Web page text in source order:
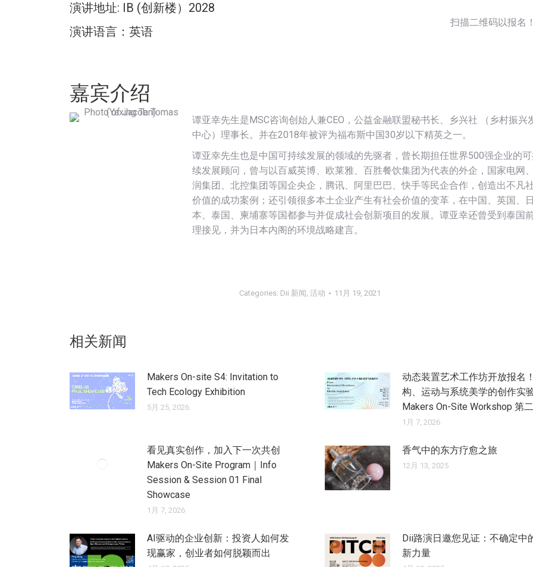
演讲地址: IB (创新楼）2028
演讲语言：英语
扫描二维码以报名！
嘉宾介绍
谭亚幸先生是MSC咨询创始人兼CEO，公益金融联盟秘书长、乡兴社 （乡村振兴
中心）理事长。并在2018年被评为福布斯中国30岁以下精英之一。
谭亚幸先生也是中国可持续发展的领域的先驱者，曾长期担任世界500强企业的
续发展顾问，曾与以百威英博、欧莱雅、百胜餐饮集团为代表的外企，国家电网
润集团、北控集团等国企央企，腾讯、阿里巴巴、快手等民企合作，创造出不凡
价值的成功案例；还引领很多本土企业产生有社会价值的变革，在中国、英国、日
本、泰国、柬埔寨等国都参与并促成社会创新项目的发展。谭亚幸还曾受到泰国
理接见，并为日本内阁的环境战略建言。
Categories: Dii 新闻, 活动 11月 19, 2021
相关新闻
Makers On-site S4: Invitation to
Tech Ecology Exhibition
5月 25, 2026
动态装置艺术工作坊开放报名
构、运动与系统美学的创作实
Makers On-Site Workshop 第
1月 7, 2026
看见真实创作，加入下一次共创
Makers On-Site Program｜Info
Session & Session 01 Final
Showcase
1月 7, 2026
香气中的东方疗愈之旅
12月 13, 2025
AI驱动的企业创新：投资人如何发
现赢家，创业者如何脱颖而出
Dii路演日邀您见证：不确定中
新力量